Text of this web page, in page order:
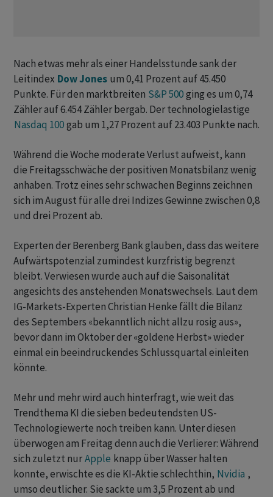
Nach etwas mehr als einer Handelsstunde sank der
Leitindex Dow Jones um 0,41 Prozent auf 45.450
Punkte. Für den marktbreiten S&P 500ging es um 0,74
Zähler auf 6.454 Zähler bergab. Der technologielastige
Nasdaq 100gab um 1,27 Prozent auf 23.403 Punkte nach.
Während die Woche moderate Verlust aufweist, kann
die Freitagsschwäche der positiven Monatsbilanz wenig
anhaben. Trotz eines sehr schwachen Beginns zeichnen
sich im August für alle drei Indizes Gewinne zwischen 0,8
und drei Prozent ab.
Experten der Berenberg Bank glauben, dass das weitere
Aufwärtspotenzial zumindest kurzfristig begrenzt
bleibt. Verwiesen wurde auch auf die Saisonalität
angesichts des anstehenden Monatswechsels. Laut dem
IG-Markets-Experten Christian Henke fällt die Bilanz
des Septembers «bekanntlich nicht allzu rosig aus»,
bevor dann im Oktober der «goldene Herbst» wieder
einmal ein beeindruckendes Schlussquartal einleiten
könnte.
Mehr und mehr wird auch hinterfragt, wie weit das
Trendthema KI die sieben bedeutendsten US-
Technologiewerte noch treiben kann. Unter diesen
überwogen am Freitag denn auch die Verlierer: Während
sich zuletzt nurApple knapp über Wasser halten
konnte, erwischte es die KI-Aktie schlechthin, Nvidia ,
umso deutlicher. Sie sackte um 3,5 Prozent ab und